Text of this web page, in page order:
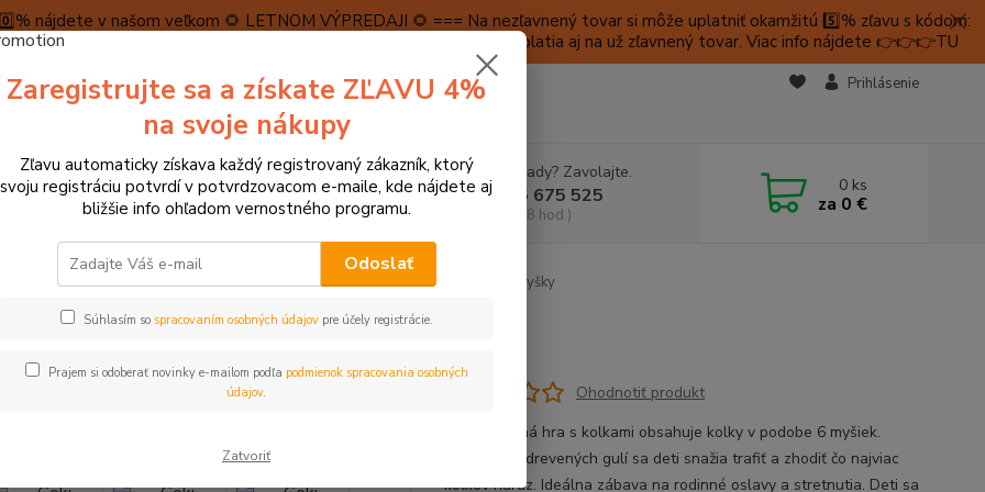
nájdete v našom veľkom 🌻 LETNOM VÝPREDAJI 🌻 === Na nezľavnený tovar si môže uplatniť okamžitú 5️⃣% zľavu s kódom:
máme teraz pripravené špeciálne zľavy až do výšky 1️⃣5️⃣% , ktoré platia aj na už zľavnený tovar. Viac info nájdete 👉👉👉TU
A PLATBA RECENZIE 👉VRÁTENIE TOVARU👈
KONTAKTY
Prihlásenie
Hľadať
Neviete si rady? Zavolajte.
+421 905 675 525
(Po-Pia, 9-18 hod.)
0 ks
za 0 €
Stolové hry, hlavolamy Stolové hry, pexesá, dominá Goki Drevené kolky Myšky
kolky Myšky
Ohodnotiť produkt
Táto tradičná hra s kolkami obsahuje kolky v podobe 6 myšiek.
Pomocou 3 drevených gulí sa deti snažia trafiť a zhodiť čo najviac
kolkov naraz. Ideálna zábava na rodinné oslavy a stretnutia. Deti sa
Zaregistrujte sa a získate ZĽAVU 4%
na svoje nákupy
Zľavu automaticky získava každý registrovaný zákazník, ktorý
svoju registráciu potvrdí v potvrdzovacom e-maile, kde nájdete aj
bližšie info ohľadom vernostného programu.
Odoslať
Súhlasím so spracovaním osobných údajovpre účely registrácie.
Prajem si odoberať novinky e-mailom podľa podmienok spracovania osobných
údajov.
Zatvoriť